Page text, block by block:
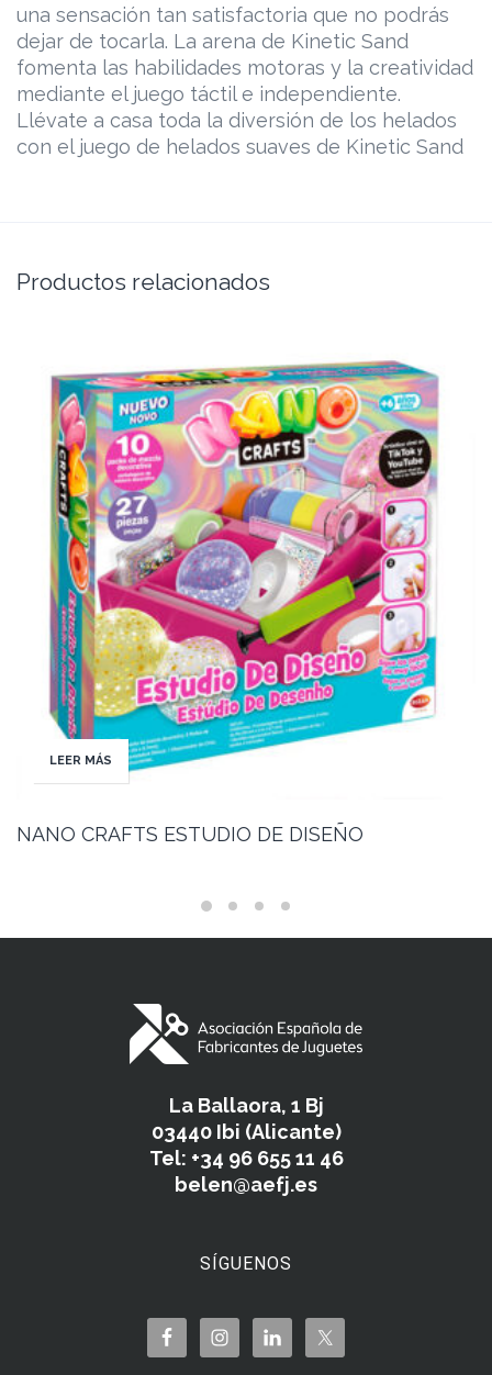
una sensación tan satisfactoria que no podrás
dejar de tocarla. La arena de Kinetic Sand
fomenta las habilidades motoras y la creatividad
mediante el juego táctil e independiente.
Llévate a casa toda la diversión de los helados
con el juego de helados suaves de Kinetic Sand
Productos relacionados
LEER MÁS
NANO CRAFTS ESTUDIO DE DISEÑO
La Ballaora, 1 Bj
03440 Ibi (Alicante)
Tel: +34 96 655 11 46
belen@aefj.es
SÍGUENOS